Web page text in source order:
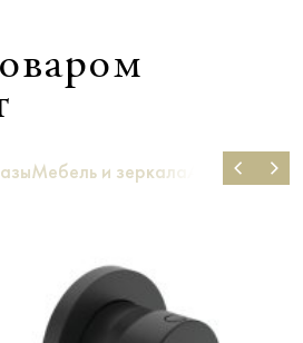
Мебель и зеркала Аксессуары